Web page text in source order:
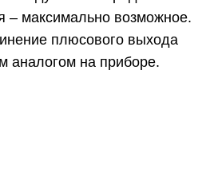
– максимально возможное.
плюсового выхода
аналогом на приборе.